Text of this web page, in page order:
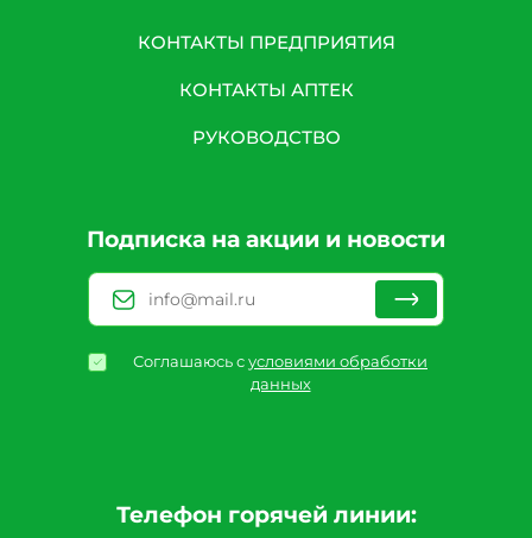
Телефон горячей линии:
КОНТАКТЫ ПРЕДПРИЯТИЯ
КОНТАКТЫ АПТЕК
РУКОВОДСТВО
Подписка на акции и новости
Соглашаюсь сусловиями обработки
данных